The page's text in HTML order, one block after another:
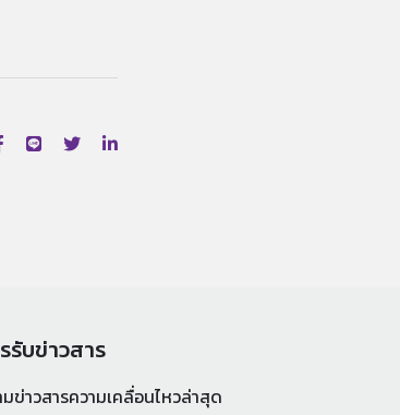
รับข่าวสาร
ข่าวสารความเคลื่อนไหวล่าสุด